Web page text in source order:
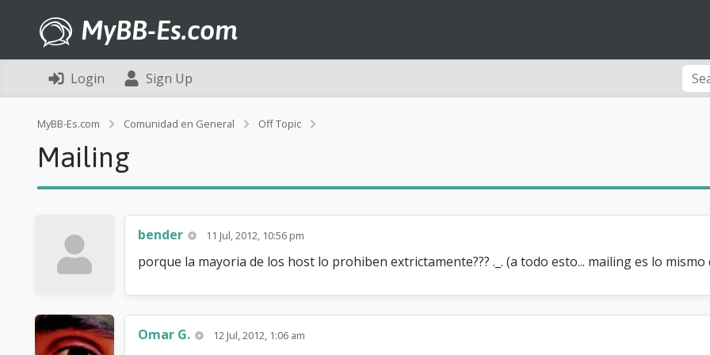
MyBB-Es.com
Login
Sign Up
MyBB-Es.com Comunidad en General Off Topic
i
g
Mailing
bender 11 Jul, 2012, 10:56 pm
porque la mayoria de los host lo prohiben extrictamente??? ._. (a todo esto... mailing es lo
Omar G. 12 Jul, 2012, 1:06 am